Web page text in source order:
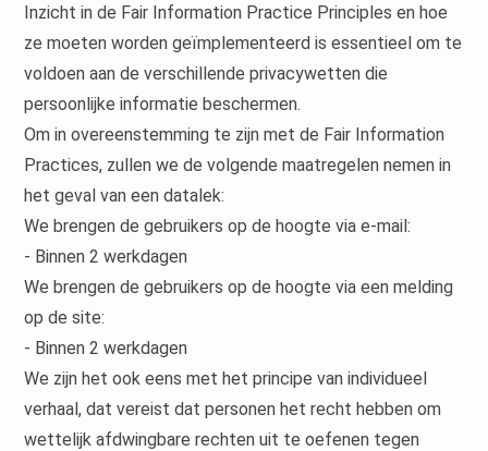
Inzicht in de Fair Information Practice Principles en hoe
ze moeten worden geïmplementeerd is essentieel om te
voldoen aan de verschillende privacywetten die
persoonlijke informatie beschermen.
Om in overeenstemming te zijn met de Fair Information
Practices, zullen we de volgende maatregelen nemen in
het geval van een datalek:
We brengen de gebruikers op de hoogte via e-mail:
- Binnen 2 werkdagen
We brengen de gebruikers op de hoogte via een melding
op de site:
- Binnen 2 werkdagen
We zijn het ook eens met het principe van individueel
verhaal, dat vereist dat personen het recht hebben om
wettelijk afdwingbare rechten uit te oefenen tegen